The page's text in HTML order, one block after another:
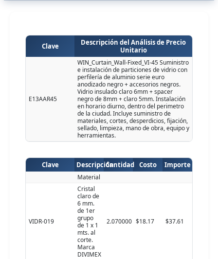
Clave
Descripción del Análisis de Precio
Unitario
E13AAR45
WIN_Curtain_Wall-Fixed_VI-45 Suministro
e instalación de particiones de vidrio con
perfilería de aluminio serie euro
anodizado negro + accesorios negros.
Vidrio insulado claro 6mm + spacer
negro de 8mm + claro 5mm. Instalación
en horario diurno, dentro del perimetro
de la ciudad. Incluye suministro de
materiales, cortes, desperdicios, fijación,
sellado, limpieza, mano de obra, equipo y
herramientas.
Clave DescripciónCantidad Costo Importe
Material
VIDR-019
Cristal
claro de
6 mm.
de 1er
grupo
de 1 x 1
mts. al
corte.
Marca
DIVIMEX
2.070000 $18.17 $37.61